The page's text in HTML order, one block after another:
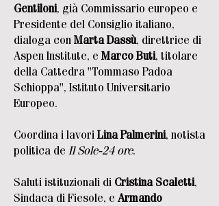
Gentiloni, già Commissario europeo e
Presidente del Consiglio italiano,
dialoga con Marta Dassù, direttrice di
Aspen Institute, e Marco Buti, titolare
della Cattedra "Tommaso Padoa
Schioppa", Istituto Universitario
Europeo.
Coordina i lavori Lina Palmerini, notista
politica de Il Sole-24 ore.
Saluti istituzionali di Cristina Scaletti,
Sindaca di Fiesole, eArmando